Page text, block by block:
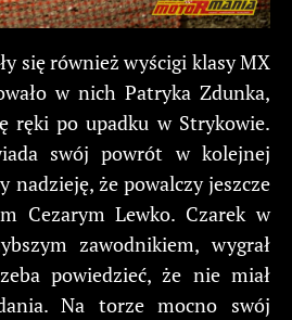
się również wyścigi klasy MX
w nich Patryka Zdunka,
ręki po upadku w Strykowie.
swój powrót w kolejnej
nadzieję, że powalczy jeszcze
Cezarym Lewko. Czarek w
zawodnikiem, wygrał
powiedzieć, że nie miał
Na torze mocno swój